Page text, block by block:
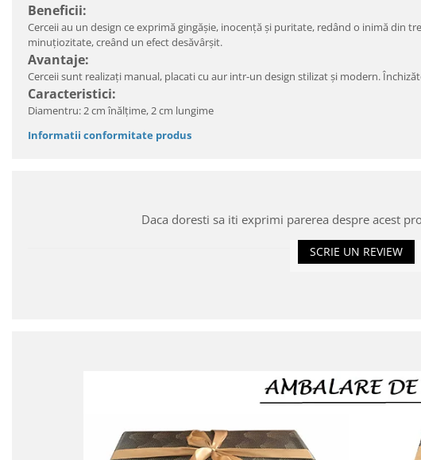
Beneficii:
Cerceii au un design ce exprimă gingășie, inocență și puritate, redând o inimă din
minuțiozitate, creând un efect desăvârșit.
Avantaje:
Cerceii sunt realizați manual, placati cu aur intr-un design stilizat și modern.
Caracteristici:
Diamentru: 2 cm înălțime, 2 cm lungime
Informatii conformitate produs
Daca doresti sa iti exprimi parerea despre acest
SCRIE UN REVIEW